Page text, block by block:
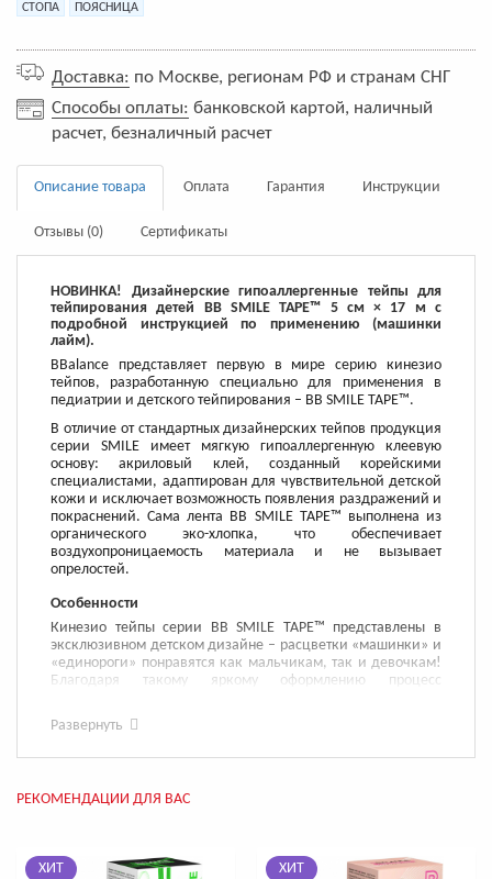
СТОПА
ПОЯСНИЦА
Доставка: по Москве, регионам РФ и странам СНГ
Способы оплаты: банковской картой, наличный
расчет, безналичный расчет
Описание товара Оплата Гарантия Инструкции
Отзывы (0) Сертификаты
НОВИНКА! Дизайнерские гипоаллергенные тейпы для
тейпирования детей BB SMILE TAPE™ 5 см × 17 м с
подробной инструкцией по применению (машинки
лайм).
BBalance представляет первую в мире серию кинезио
тейпов, разработанную специально для применения в
педиатрии и детского тейпирования – BB SMILE TAPE™.
В отличие от стандартных дизайнерских тейпов продукция
серии SMILE имеет мягкую гипоаллергенную клеевую
основу: акриловый клей, созданный корейскими
специалистами, адаптирован для чувствительной детской
кожи и исключает возможность появления раздражений и
покраснений. Сама лента BB SMILE TAPE™ выполнена из
органического эко-хлопка, что обеспечивает
воздухопроницаемость материала и не вызывает
опрелостей.
Особенности
Кинезио тейпы серии BB SMILE TAPE™ представлены в
эксклюзивном детском дизайне – расцветки «машинки» и
«единороги» понравятся как мальчикам, так и девочкам!
Благодаря такому яркому оформлению процесс
главное – ребенок не будет испытывать стресс и
дискомфорт во время процедуры!
Яркие тейпы BB SMILE TAPE™ будут поднимать настроение
Они работают все время, пока находятся на коже, не
шея, руки, грудь, спина и т.д.) и комбинировать с другими
Развернуть
РЕКОМЕНДАЦИИ ДЛЯ ВАС
ХИТ ХИТ